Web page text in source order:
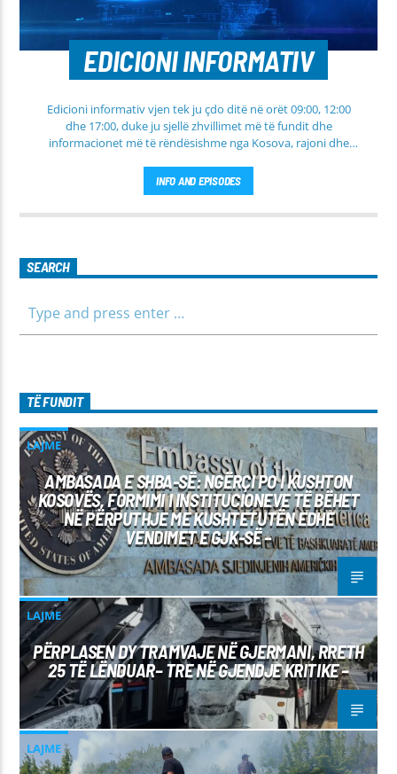
EDICIONI INFORMATIV
Edicioni informativ vjen tek ju çdo ditë në orët 09:00, 12:00
dhe 17:00, duke ju sjellë zhvillimet më të fundit dhe
informacionet më të rëndësishme nga Kosova, rajoni dhe
fusha të ndryshme, përfshirë politikën, shoqërinë dhe
ekonominë, si dhe rubrika të veçanta për sportin dhe
parashikimin e motit. Qëndroni me ne për informim të saktë,
INFO AND EPISODES
SEARCH
TË FUNDIT
LAJME
AMBASADA E SHBA-SË: NGËRÇI PO I KUSHTON
KOSOVËS, FORMIMI I INSTITUCIONEVE TË BËHET
NË PËRPUTHJE ME KUSHTETUTËN EDHE
VENDIMET E GJK-SË –
LAJME
PËRPLASEN DY TRAMVAJE NË GJERMANI, RRETH
25 TË LËNDUAR– TRE NË GJENDJE KRITIKE –
LAJME